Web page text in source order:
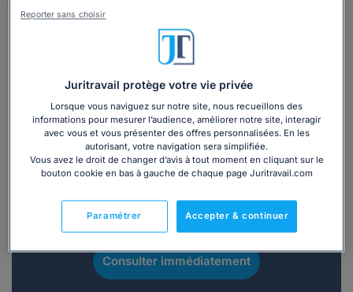
Vous souhaitez un RDV en cabinet avec un
Recevoir des devis d'avocats
Vous souhaitez une consultation par
téléphone ?
Consulter immédiatement
Juritravail protège votre vie privée
Lorsque vous naviguez sur notre site, nous recueillons des
informations pour mesurer l’audience, améliorer notre site, interagir
avec vous et vous présenter des offres personnalisées. En les
autorisant, votre navigation sera simplifiée.
Vous avez le droit de changer d’avis à tout moment en cliquant sur le
bouton cookie en bas à gauche de chaque page Juritravail.com
Accepter & continuer
Paramétrer
Reporter sans choisir